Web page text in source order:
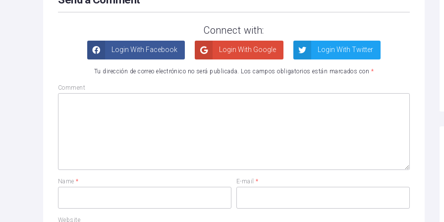
Connect with:
Login With Facebook Login With Google Login With Twitter
Tu dirección de correo electrónico no será publicada. Los campos obligatorios están marcados con *
Comment
Name* E-mail*
Website